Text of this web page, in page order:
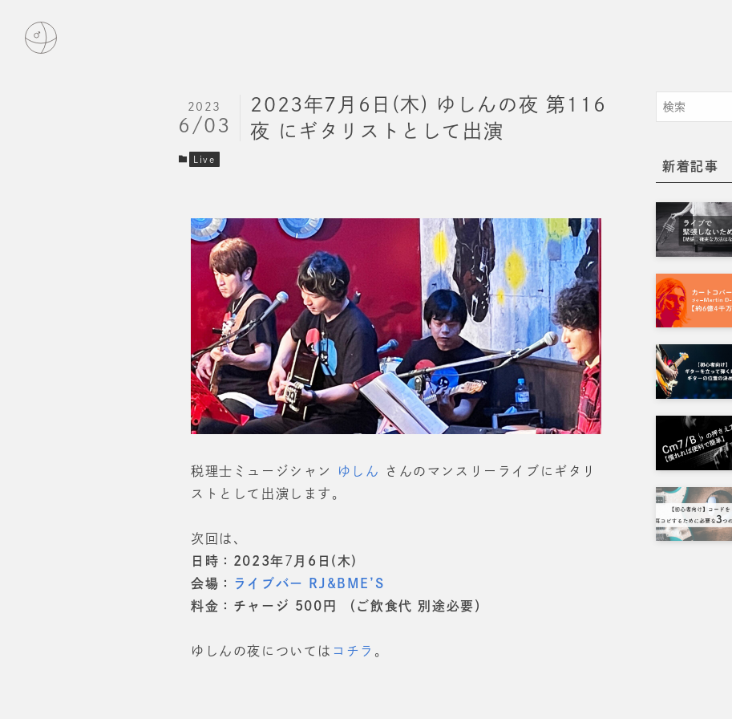
2023年7月6日(木) ゆしんの夜 第116
夜 にギタリストとして出演
2023
6/03
Live
税理士ミュージシャン ゆしん
さんのマンスリーライブにギタリ
ストとして出演します。
次回は、
日時：2023年 7 月6日(木)
会場：
ライブバー RJ&BME’S
料金：チャージ 500円 （ご飲食代 別途必要）
ゆしんの夜については コチラ 。
新着記事